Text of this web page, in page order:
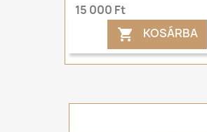
15 000 Ft
 KOSÁRBA